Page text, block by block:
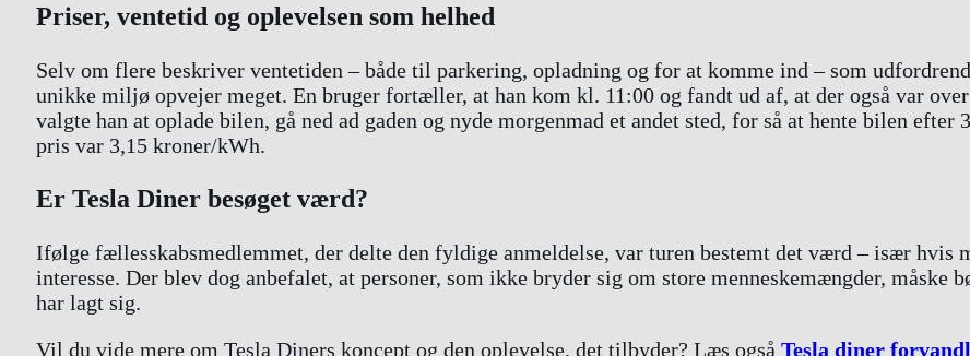
Priser, ventetid og oplevelsen som helhed
Selv om flere beskriver ventetiden – både til parkering, opladning og for at komme ind – som
unikke miljø opvejer meget. En bruger fortæller, at han kom kl. 11:00 og fandt ud af, at der også var
valgte han at oplade bilen, gå ned ad gaden og nyde morgenmad et andet sted, for så at hente bilen
pris var 3,15 kroner/kWh.
Er Tesla Diner besøget værd?
Ifølge fællesskabsmedlemmet, der delte den fyldige anmeldelse, var turen bestemt det værd – især hvis
interesse. Der blev dog anbefalet, at personer, som ikke bryder sig om store menneskemængder, måske
har lagt sig.
Vil du vide mere om Tesla Diners koncept og den oplevelse, det tilbyder? Læs også Tesla diner